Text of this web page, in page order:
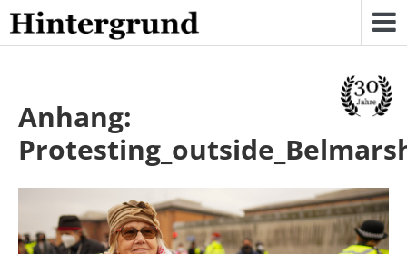
Skip
to
content
Anhang: